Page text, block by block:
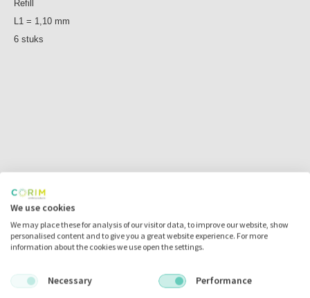
Refill
L1 = 1,10 mm
6 stuks
We use cookies
We may place these for analysis of our visitor data, to improve our website, show
personalised content and to give you a great website experience. For more
information about the cookies we use open the settings.
Necessary
Performance